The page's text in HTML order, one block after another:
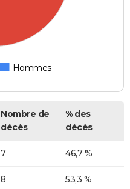
Hommes
Nombre de
décès
% des
décès
7 46,7 %
8 53,3 %